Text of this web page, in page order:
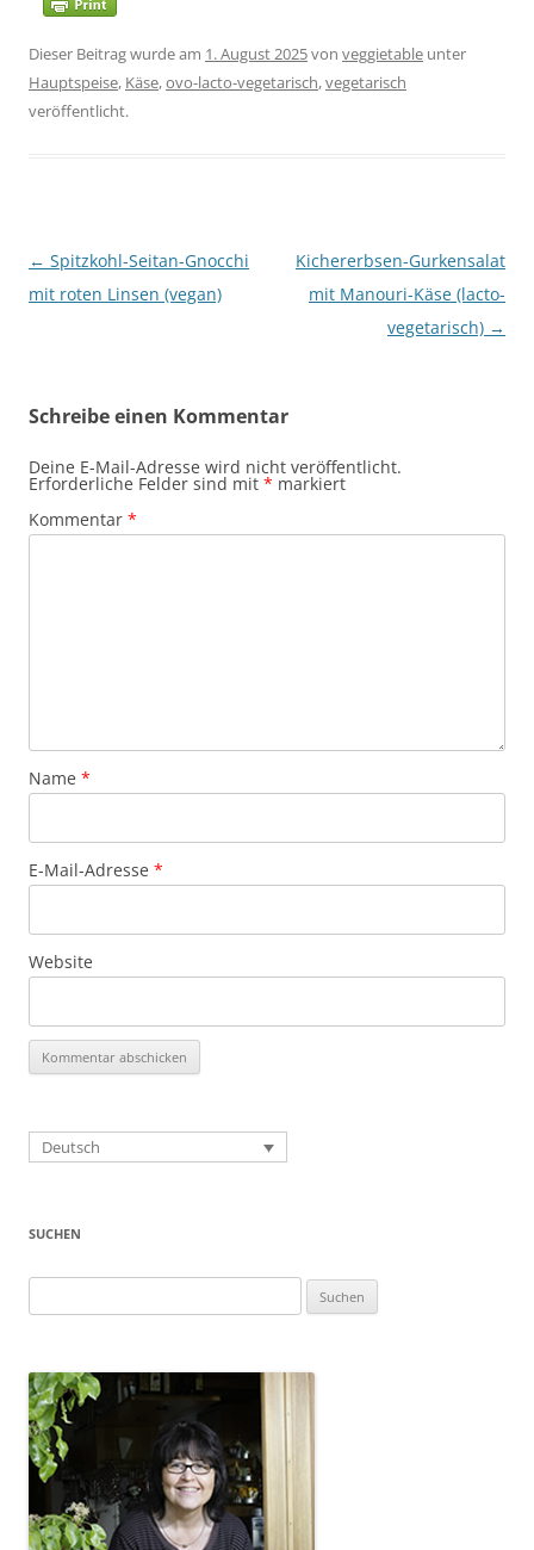
Dieser Beitrag wurde am 1. August 2025von veggietable unter
Hauptspeise, Käse,ovo-lacto-vegetarisch,vegetarisch
veröffentlicht.
Beitragsnavigation
← Spitzkohl-Seitan-Gnocchi
mit roten Linsen (vegan)
Kichererbsen-Gurkensalat
mit Manouri-Käse (lacto-
vegetarisch) →
Schreibe einen Kommentar
Deine E-Mail-Adresse wird nicht veröffentlicht.
Erforderliche Felder sind mit * markiert
Kommentar *
Name *
E-Mail-Adresse *
Website
Deutsch
SUCHEN
nach: